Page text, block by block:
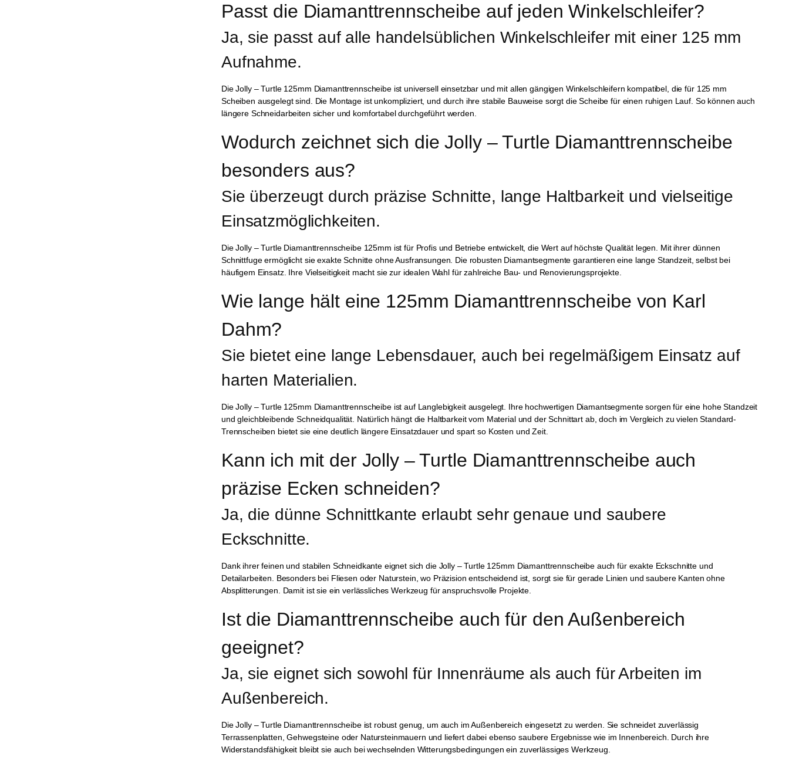
Passt die Diamanttrennscheibe auf jeden Winkelschleifer?
Ja, sie passt auf alle handelsüblichen Winkelschleifer mit einer 125 mm
Aufnahme.
Die Jolly – Turtle 125mm Diamanttrennscheibe ist universell einsetzbar und mit allen gängigen Winkelschleifern kompatibel, die für 125 mm
Scheiben ausgelegt sind. Die Montage ist unkompliziert, und durch ihre stabile Bauweise sorgt die Scheibe für einen ruhigen Lauf. So können auch
längere Schneidarbeiten sicher und komfortabel durchgeführt werden.
Wodurch zeichnet sich die Jolly – Turtle Diamanttrennscheibe
besonders aus?
Sie überzeugt durch präzise Schnitte, lange Haltbarkeit und vielseitige
Einsatzmöglichkeiten.
Die Jolly – Turtle Diamanttrennscheibe 125mm ist für Profis und Betriebe entwickelt, die Wert auf höchste Qualität legen. Mit ihrer dünnen
Schnittfuge ermöglicht sie exakte Schnitte ohne Ausfransungen. Die robusten Diamantsegmente garantieren eine lange Standzeit, selbst bei
häufigem Einsatz. Ihre Vielseitigkeit macht sie zur idealen Wahl für zahlreiche Bau- und Renovierungsprojekte.
Wie lange hält eine 125mm Diamanttrennscheibe von Karl
Dahm?
Sie bietet eine lange Lebensdauer, auch bei regelmäßigem Einsatz auf
harten Materialien.
Die Jolly – Turtle 125mm Diamanttrennscheibe ist auf Langlebigkeit ausgelegt. Ihre hochwertigen Diamantsegmente sorgen für eine hohe Standzeit
und gleichbleibende Schneidqualität. Natürlich hängt die Haltbarkeit vom Material und der Schnittart ab, doch im Vergleich zu vielen Standard-
Trennscheiben bietet sie eine deutlich längere Einsatzdauer und spart so Kosten und Zeit.
Kann ich mit der Jolly – Turtle Diamanttrennscheibe auch
präzise Ecken schneiden?
Ja, die dünne Schnittkante erlaubt sehr genaue und saubere
Eckschnitte.
Dank ihrer feinen und stabilen Schneidkante eignet sich die Jolly – Turtle 125mm Diamanttrennscheibe auch für exakte Eckschnitte und
Detailarbeiten. Besonders bei Fliesen oder Naturstein, wo Präzision entscheidend ist, sorgt sie für gerade Linien und saubere Kanten ohne
Absplitterungen. Damit ist sie ein verlässliches Werkzeug für anspruchsvolle Projekte.
Ist die Diamanttrennscheibe auch für den Außenbereich
geeignet?
Ja, sie eignet sich sowohl für Innenräume als auch für Arbeiten im
Außenbereich.
Die Jolly – Turtle Diamanttrennscheibe ist robust genug, um auch im Außenbereich eingesetzt zu werden. Sie schneidet zuverlässig
Terrassenplatten, Gehwegsteine oder Natursteinmauern und liefert dabei ebenso saubere Ergebnisse wie im Innenbereich. Durch ihre
Widerstandsfähigkeit bleibt sie auch bei wechselnden Witterungsbedingungen ein zuverlässiges Werkzeug.